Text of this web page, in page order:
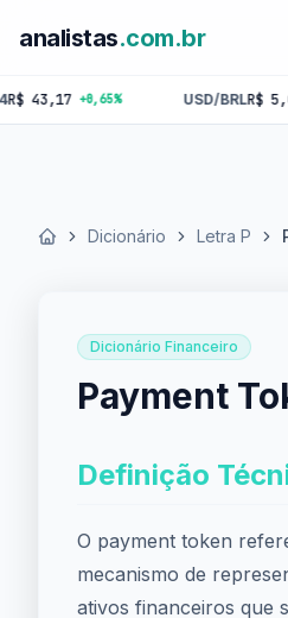
analistas.com.br
+0,65% USD/BRLR$ 5,07 -
Início Dicionário Letra P
Dicionário Financeiro
Payment
Definição
O payment token
mecanismo de
ativos financeiros que